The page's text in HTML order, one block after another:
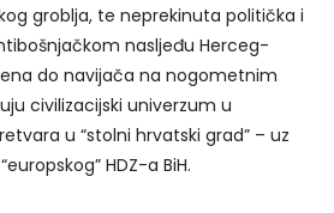
groblja, te neprekinuta politička i
nasljeđu Herceg-
do navijača na nogometnim
civilizacijski univerzum u
u “stolni hrvatski grad” – uz
HDZ-a BiH.